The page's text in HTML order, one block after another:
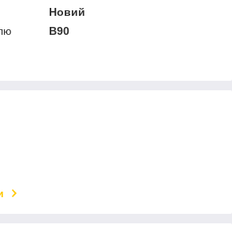
Новий
B90